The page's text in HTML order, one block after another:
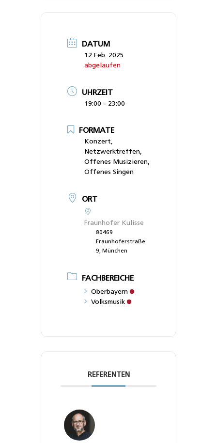
DATUM
12 Feb. 2025
abgelaufen
UHRZEIT
19:00 - 23:00
FORMATE
Konzert,
Netzwerktreffen,
Offenes Musizieren,
Offenes Singen
ORT
Fraunhofer Kulisse
80469
Fraunhoferstraße
9, München
FACHBEREICHE
Oberbayern
Volksmusik
REFERENTEN